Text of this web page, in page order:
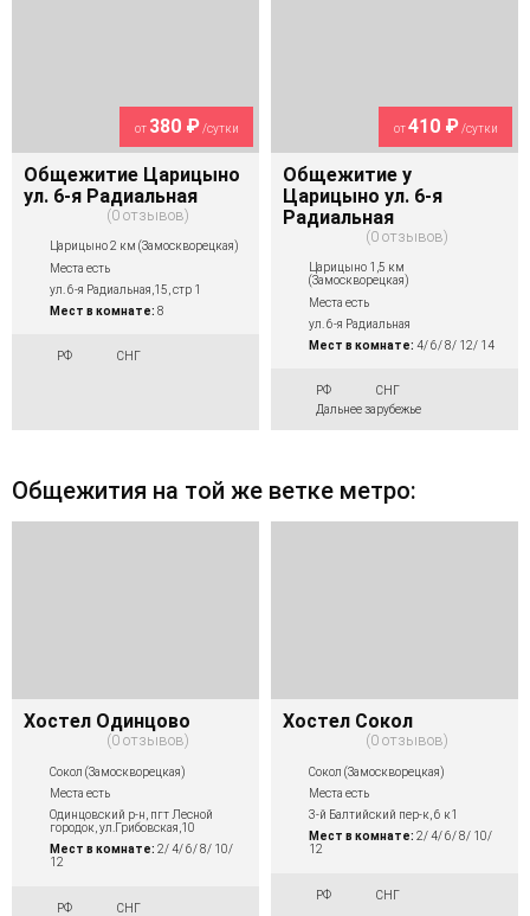
от 380 ₽/сутки
Общежитие Царицыно
ул. 6-я Радиальная
0 отзывов
Царицыно 2 км (Замоскворецкая)
Места есть
ул. 6-я Радиальная,15, стр 1
Мест в комнате: 8
РФ СНГ
от410 ₽/сутки
Общежитие у
Царицыно ул. 6-я
Радиальная
0 отзывов
Царицыно 1,5 км
(Замоскворецкая)
Места есть
ул. 6-я Радиальная
Мест в комнате: 4/ 6/ 8/ 12/ 14
РФ
СНГ
Дальнее зарубежье
Общежития на той же ветке метро:
Хостел Одинцово
0 отзывов
Сокол (Замоскворецкая)
Места есть
Одинцовский р-н, пгт Лесной
городок, ул.Грибовская,10
Мест в комнате: 2/ 4/ 6/ 8/ 10/
12
РФ СНГ
Хостел Сокол
0 отзывов
Сокол (Замоскворецкая)
Места есть
3-й Балтийский пер-к, 6 к1
Мест в комнате: 2/ 4/ 6/ 8/ 10/
12
РФ СНГ